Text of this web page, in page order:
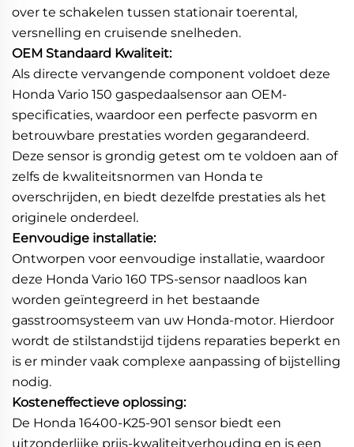
over te schakelen tussen stationair toerental,
versnelling en cruisende snelheden.
OEM Standaard Kwaliteit:
Als directe vervangende component voldoet deze
Honda Vario 150 gaspedaalsensor aan OEM-
specificaties, waardoor een perfecte pasvorm en
betrouwbare prestaties worden gegarandeerd.
Deze sensor is grondig getest om te voldoen aan of
zelfs de kwaliteitsnormen van Honda te
overschrijden, en biedt dezelfde prestaties als het
originele onderdeel.
Eenvoudige installatie:
Ontworpen voor eenvoudige installatie, waardoor
deze Honda Vario 160 TPS-sensor naadloos kan
worden geïntegreerd in het bestaande
gasstroomsysteem van uw Honda-motor. Hierdoor
wordt de stilstandstijd tijdens reparaties beperkt en
is er minder vaak complexe aanpassing of bijstelling
nodig.
Kosteneffectieve oplossing:
De Honda 16400-K25-901 sensor biedt een
uitzonderlijke prijs-kwaliteitverhouding en is een